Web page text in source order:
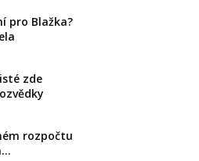
pro Blažka?
zde
rozpočtu